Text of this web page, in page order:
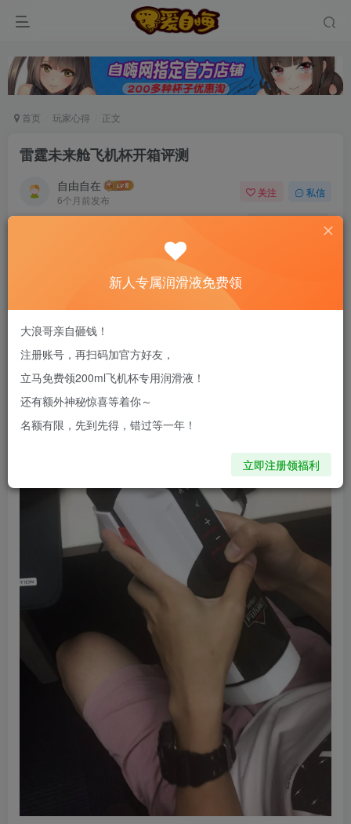
首页 玩家心得 正文
雷霆未来舱飞机杯开箱评测
自由自在
6个月前发布
关注 私信
新老司机速来！注册自嗨网+扫码加好友，即
送200ml润滑液→
老婆怀孕之后，严守清规戒律，跟几个老司机聊起
骚年浴火焚身，有猪队友给支一招——飞机杯…
新人专属润滑液免费领
大浪哥亲自砸钱！
注册账号，再扫码加官方好友，
立马免费领200ml飞机杯专用润滑液！
还有额外神秘惊喜等着你～
名额有限，先到先得，错过等一年！
立即注册领福利